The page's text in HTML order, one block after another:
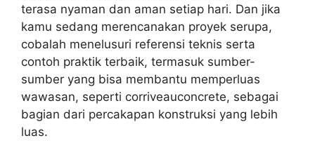
terasa nyaman dan aman setiap hari. Dan jika
kamu sedang merencanakan proyek serupa,
cobalah menelusuri referensi teknis serta
contoh praktik terbaik, termasuk sumber-
sumber yang bisa membantu memperluas
wawasan, seperti corriveauconcrete, sebagai
bagian dari percakapan konstruksi yang lebih
luas.